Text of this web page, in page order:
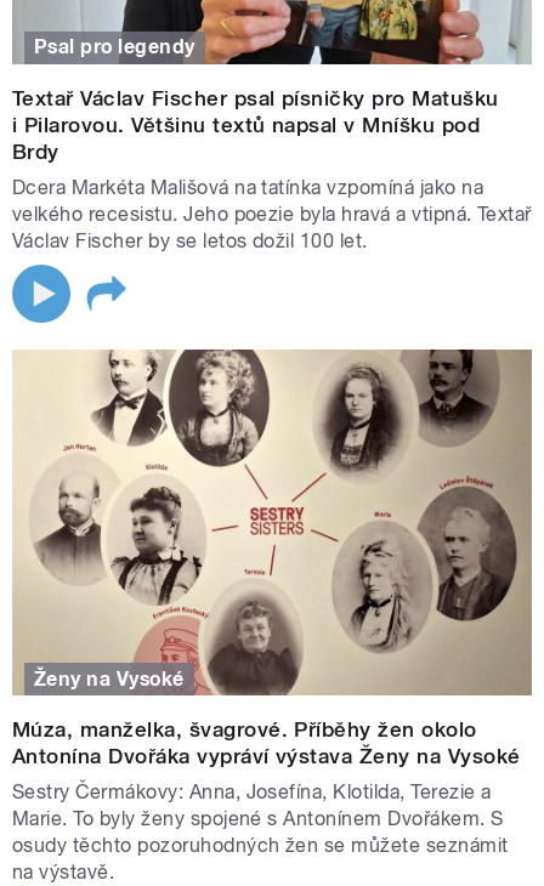
Psal pro legendy
Textař Václav Fischer psal písničky pro Matušku
i Pilarovou. Většinu textů napsal v Mníšku pod
Brdy
Dcera Markéta Mališová na tatínka vzpomíná jako na
velkého recesistu. Jeho poezie byla hravá a vtipná. Textař
Václav Fischer by se letos dožil 100 let.
Ženy na Vysoké
Múza, manželka, švagrové. Příběhy žen okolo
Antonína Dvořáka vypráví výstava Ženy na Vysoké
Sestry Čermákovy: Anna, Josefína, Klotilda, Terezie a
Marie. To byly ženy spojené s Antonínem Dvořákem. S
osudy těchto pozoruhodných žen se můžete seznámit
na výstavě.